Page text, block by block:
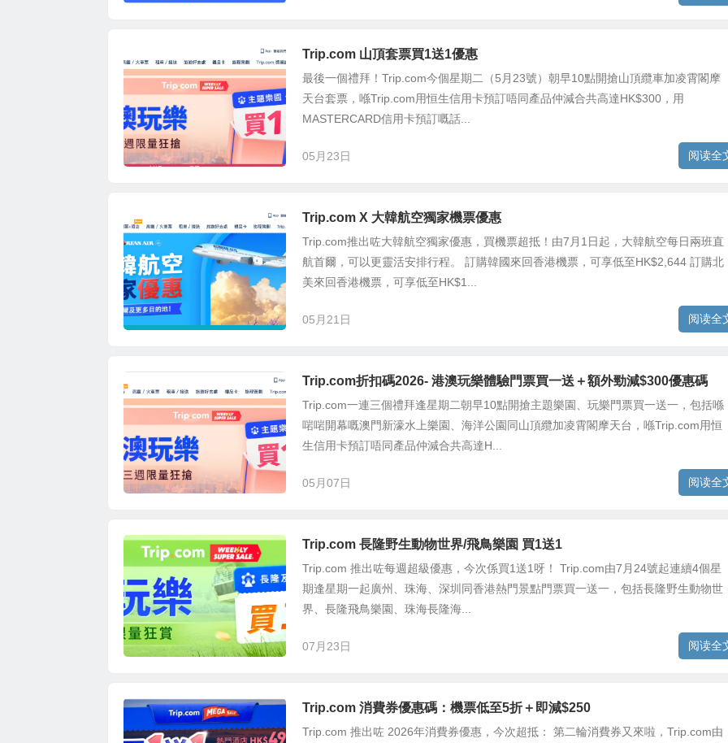
Trip.com 山頂套票買1送1優惠
最後一個禮拜！Trip.com今個星期二（5月23號）朝早10點開搶山頂纜車加凌霄閣摩
天台套票，喺Trip.com用恒生信用卡預訂唔同產品仲減合共高達HK$300，用
MASTERCARD信用卡預訂嘅話...
05月23日 阅读全
Trip.com X 大韓航空獨家機票優惠
Trip.com推出咗大韓航空獨家優惠，買機票超抵！由7月1日起，大韓航空每日兩班直
航首爾，可以更靈活安排行程。 訂購韓國來回香港機票，可享低至HK$2,644 訂購北
美來回香港機票，可享低至HK$1...
05月21日 阅读全
Trip.com折扣碼2026- 港澳玩樂體驗門票買一送＋額外勁減$300優惠碼
Trip.com一連三個禮拜逢星期二朝早10點開搶主題樂園、玩樂門票買一送一，包括喺
啱啱開幕嘅澳門新濠水上樂園、海洋公園同山頂纜加凌霄閣摩天台，喺Trip.com用恒
生信用卡預訂唔同產品仲減合共高達H...
05月07日 阅读全
Trip.com 長隆野生動物世界/飛鳥樂園 買1送1
Trip.com 推出咗每週超級優惠，今次係買1送1呀！ Trip.com由7月24號起連續4個星
期逢星期一起廣州、珠海、深圳同香港熱門景點門票買一送一，包括長隆野生動物世
界、長隆飛鳥樂園、珠海長隆海...
07月23日 阅读全
Trip.com 消費券優惠碼：機票低至5折＋即減$250
Trip.com 推出咗 2026年消費券優惠，今次超抵： 第二輪消費券又來啦，Trip.com由